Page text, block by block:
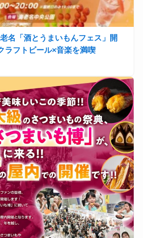
名「酒とうまいもんフェス」開
ラフトビール×音楽を満喫